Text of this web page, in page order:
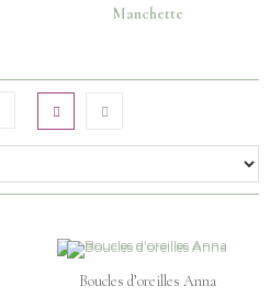
Manchette
Boucles d’oreilles Anna